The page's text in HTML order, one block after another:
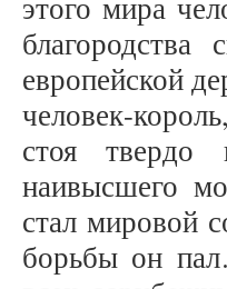
этого мира
европейской
человек-
стоя твердо
наивысшего
стал мировой
борьбы он